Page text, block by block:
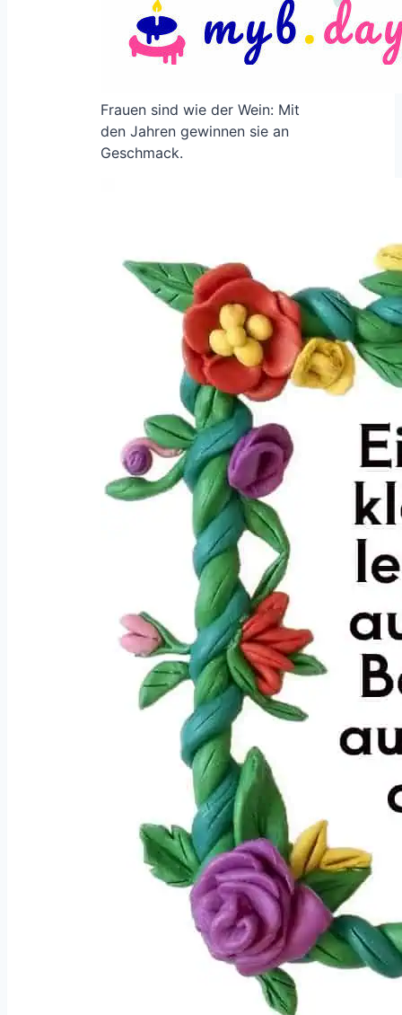
Frauen sind wie der Wein: Mit
den Jahren gewinnen sie an
Geschmack.